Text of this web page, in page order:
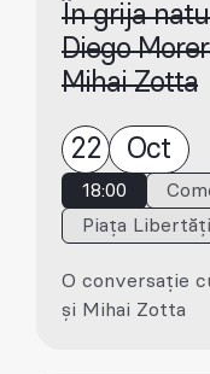
În grija
Diego
Mihai Zotta
22 Oct
18:00
Piața
O conversație
și Mihai Zotta